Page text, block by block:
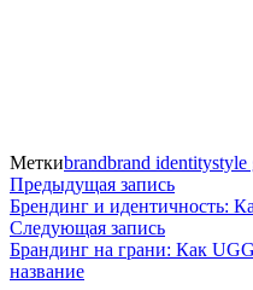
Меткиbrandbrand identitystyle
Навигация
по
записям
Предыдущая запись
запись:
Брендинг и идентичность:
Следующая записьСледующая
запись:
Брандинг на грани: Как
название